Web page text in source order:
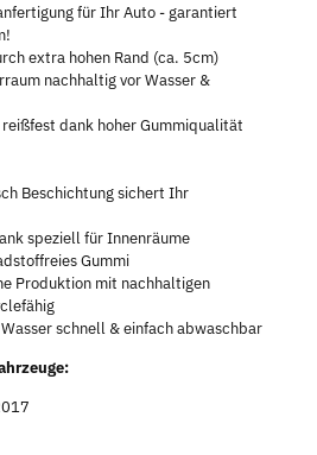
für Ihr Auto - garantiert
extra hohen Rand (ca. 5cm)
nachhaltig vor Wasser &
dank hoher Gummiqualität
Beschichtung sichert Ihr
speziell für Innenräume
Gummi
Produktion mit nachhaltigen
schnell & einfach abwaschbar